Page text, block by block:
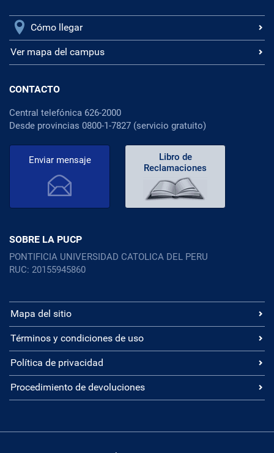
Cómo llegar
Ver mapa del campus
CONTACTO
Central telefónica 626-2000
Desde provincias 0800-1-7827 (servicio gratuito)
Enviar mensaje
Libro de
Reclamaciones
SOBRE LA PUCP
PONTIFICIA UNIVERSIDAD CATOLICA DEL PERU
RUC: 20155945860
Mapa del sitio
Términos y condiciones de uso
Política de privacidad
Procedimiento de devoluciones